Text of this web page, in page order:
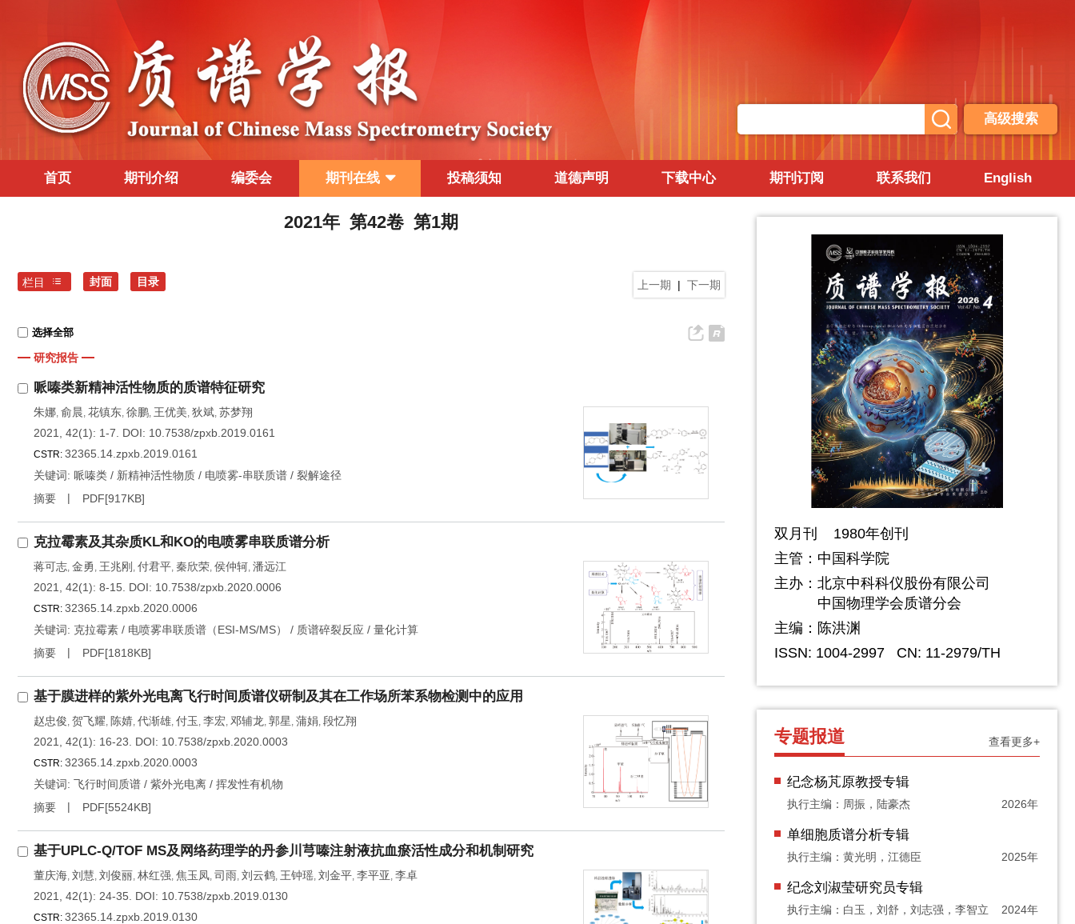
高级搜索
首页 期刊介绍 编委会 期刊在线 投稿须知 道德声明 下载中心 期刊订阅 联系我们 English
2021年 第42卷 第1期
上一期 | 下一期
栏目 封面 目录
选择全部
研究报告
哌嗪类新精神活性物质的质谱特征研究
朱娜, 俞晨, 花镇东, 徐鹏, 王优美, 狄斌, 苏梦翔
2021, 42(1): 1-7.
DOI: 10.7538/zpxb.2019.0161
CSTR: 32365.14.zpxb.2019.0161
关键词: 哌嗪类 / 新精神活性物质 / 电喷雾-串联质谱 / 裂解途径
摘要
PDF[917KB]
克拉霉素及其杂质KL和KO的电喷雾串联质谱分析
蒋可志, 金勇, 王兆刚 , 付君平, 秦欣荣, 侯仲轲, 潘远江
2021, 42(1): 8-15.
DOI: 10.7538/zpxb.2020.0006
CSTR: 32365.14.zpxb.2020.0006
关键词: 克拉霉素 / 电喷雾串联质谱（ESI-MS/MS） / 质谱碎裂反应 / 量化计算
摘要
PDF[1818KB]
基于膜进样的紫外光电离飞行时间质谱仪研制及其在工作场所苯系物检测中的应用
赵忠俊, 贺飞耀, 陈婧, 代渐雄, 付玉 , 李宏, 邓辅龙, 郭星, 蒲娟, 段忆翔
2021, 42(1): 16-23.
DOI: 10.7538/zpxb.2020.0003
CSTR: 32365.14.zpxb.2020.0003
关键词: 飞行时间质谱 / 紫外光电离 / 挥发性有机物
摘要
PDF[5524KB]
基于UPLC-Q/TOF MS及网络药理学的丹参川芎嗪注射液抗血瘀活性成分和机制研究
董庆海, 刘慧, 刘俊丽, 林红强, 焦玉凤, 司雨, 刘云鹤, 王钟瑶, 刘金平, 李平亚, 李卓
2021, 42(1): 24-35.
DOI: 10.7538/zpxb.2019.0130
CSTR: 32365.14.zpxb.2019.0130
双月刊 1980年创刊
主管：中国科学院
主办： 北京中科科仪股份有限公司
中国物理学会质谱分会
主编：陈洪渊
ISSN: 1004-2997 CN: 11-2979/TH
专题报道 查看更多+
纪念杨芃原教授专辑
执行主编：周振，陆豪杰 2026年
单细胞质谱分析专辑
执行主编：黄光明，江德臣 2025年
纪念刘淑莹研究员专辑
执行主编：白玉，刘舒，刘志强，李智立 2024年